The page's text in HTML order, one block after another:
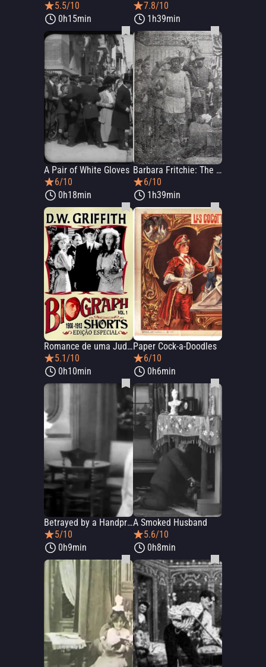
5.5/10
0h15min
7.8/10
1h39min
A Pair of White Gloves
6/10
0h18min
Barbara Fritchie: The Story of a Patriotic American Woman
6/10
1h39min
Romance de uma Judia
5.1/10
0h10min
Paper Cock-a-Doodles
6/10
0h6min
Betrayed by a Handprint
5/10
0h9min
A Smoked Husband
5.6/10
0h8min